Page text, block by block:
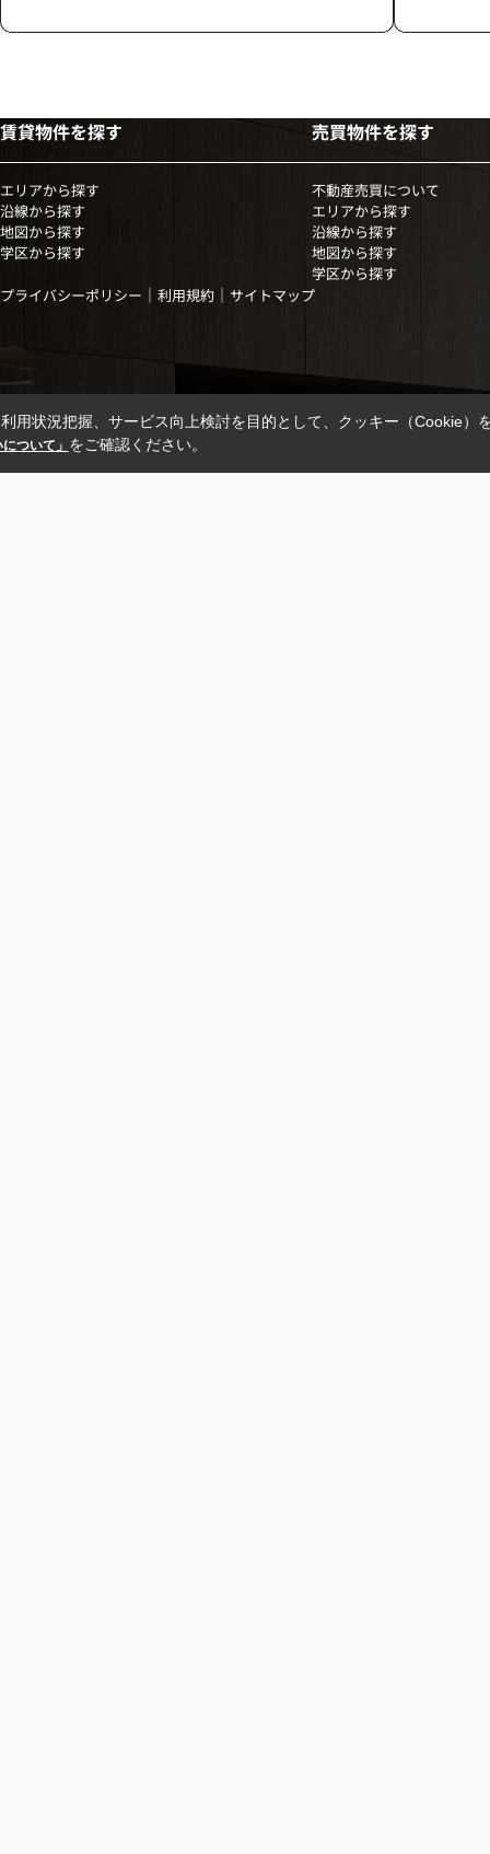
賃貸物件を探す
エリアから探す
沿線から探す
地図から探す
学区から探す
売買物件を探す
不動産売買について
エリアから探す
沿線から探す
地図から探す
学区から探す
プライバシーポリシー ｜ 利用規約 ｜ サイトマップ
用状況把握、サービス向上検討を目的として、クッキー（Cookie）
ついて」 をご確認ください。